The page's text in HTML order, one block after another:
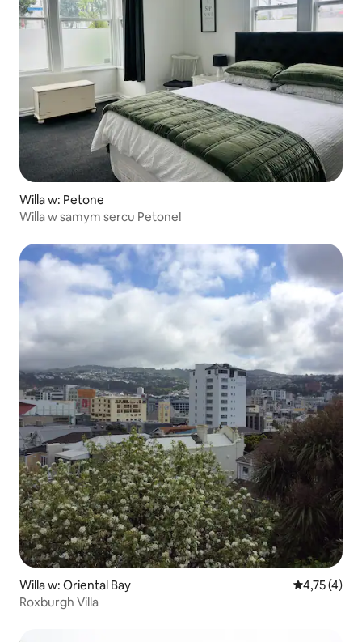
Willa w: Petone
Willa w samym sercu Petone!
Willa w: Oriental Bay Średnia
4,75 (4)
Roxburgh Villa